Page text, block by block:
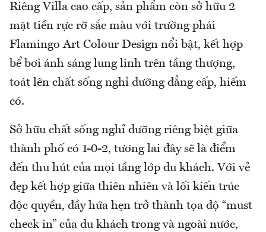
Riêng Villa cao cấp, sản phẩm còn sở hữu 2
mặt tiền rực rỡ sắc màu với trường phái
Flamingo Art Colour Design nổi bật, kết hợp
bể bơi ánh sáng lung linh trên tầng thượng,
toát lên chất sống nghỉ dưỡng đẳng cấp, hiếm
có.
Sở hữu chất sống nghỉ dưỡng riêng biệt giữa
thành phố có 1-0-2, tương lai đây sẽ là điểm
đến thu hút của mọi tầng lớp du khách. Với vẻ
đẹp kết hợp giữa thiên nhiên và lối kiến trúc
độc quyền, đầy hứa hẹn trở thành tọa độ “must
check in” của du khách trong và ngoài nước,